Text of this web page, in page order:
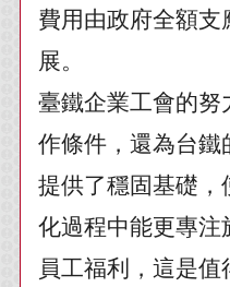
費用由政府全額
展。
臺鐵企業工會的努
作條件，還為台鐵
提供了穩固基礎，
化過程中能更專
員工福利，這是